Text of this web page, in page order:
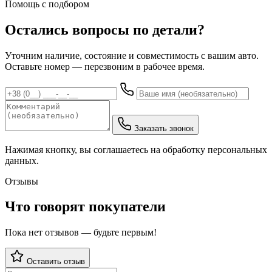
Помощь с подбором
Остались вопросы по детали?
Уточним наличие, состояние и совместимость с вашим авто.
Оставьте номер — перезвоним в рабочее время.
Заказать звонок
Нажимая кнопку, вы соглашаетесь на обработку персональных
данных.
Отзывы
Что говорят покупатели
Пока нет отзывов — будьте первым!
Оставить отзыв